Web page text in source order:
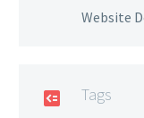
Website
 Tags